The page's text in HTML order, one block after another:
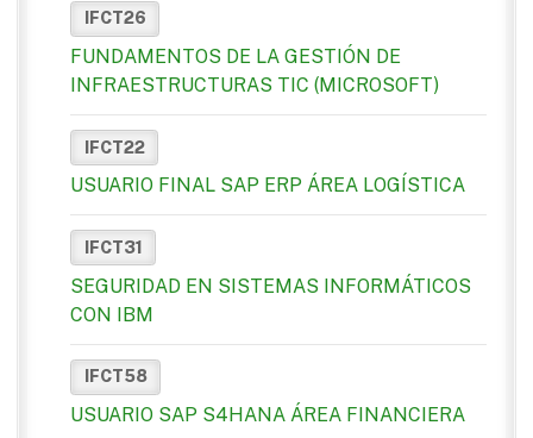
IFCT26
FUNDAMENTOS DE LA GESTIÓN DE
INFRAESTRUCTURAS TIC (MICROSOFT)
IFCT22
USUARIO FINAL SAP ERP ÁREA LOGÍSTICA
IFCT31
SEGURIDAD EN SISTEMAS INFORMÁTICOS
CON IBM
IFCT58
USUARIO SAP S4HANA ÁREA FINANCIERA